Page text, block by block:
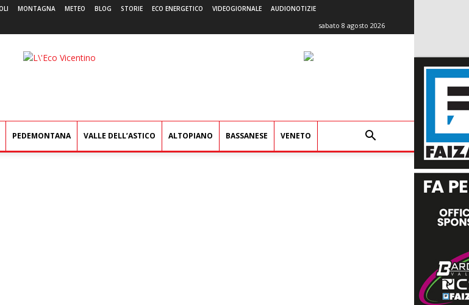
MONTAGNA METEO BLOG STORIE ECO ENERGETICO VIDEOGIORNALE AUDIONOTIZIE
sabato 8 agosto 2026
L'Eco
PEDEMONTANA VALLE DELL’ASTICO ALTOPIANO BASSANESE VENETO